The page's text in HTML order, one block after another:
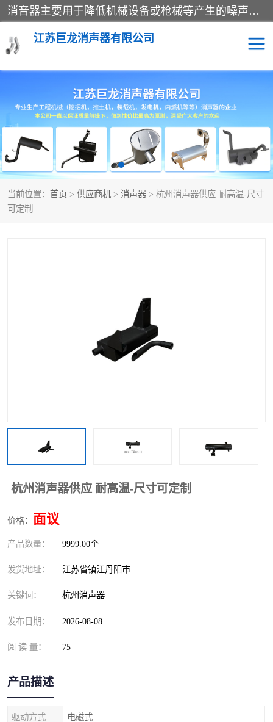
消音器主要用于降低机械设备或枪械等产生的噪声。它通过阻尼或增加排气面积来降低排气速度和功率，从而降低噪声。常见的消音器类型包括阻性消声器、抗性消声器、共振消声器以及阻抗复合式消声器等。这些消音器各有特点，适用于不同频率的噪声消除。
江苏巨龙消声器有限公司
当前位置： 首页 > 供应商机 > 消声器 > 杭州消声器供应 耐高温-尺寸
可定制
杭州消声器供应 耐高温-尺寸可定制
价格： 面议
产品数量： 9999.00个
发货地址： 江苏省镇江丹阳市
关键词： 杭州消声器
发布日期： 2026-08-08
阅 读 量： 75
产品描述
驱动方式 电磁式
消声器